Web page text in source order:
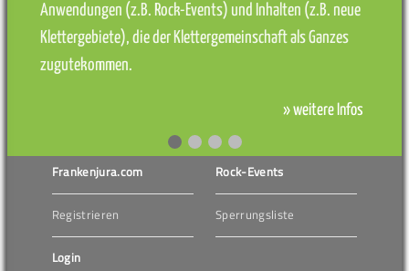
Anwendungen (z.B. Rock-Events) und Inhalten (z.B. neue
Klettergebiete), die der Klettergemeinschaft als Ganzes
zugutekommen.
» weitere Infos
Frankenjura.com
Registrieren
Login
Rock-Events
Sperrungsliste